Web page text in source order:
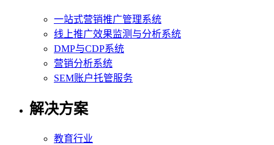
一站式营销推广管理系统
线上推广效果监测与分析系统
DMP与CDP系统
营销分析系统
SEM账户托管服务
解决方案
教育行业